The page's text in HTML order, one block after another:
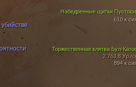
Набедренные щитки
610 к
Торжественная клятва Бул-
2 763,8 Ур./
894 к